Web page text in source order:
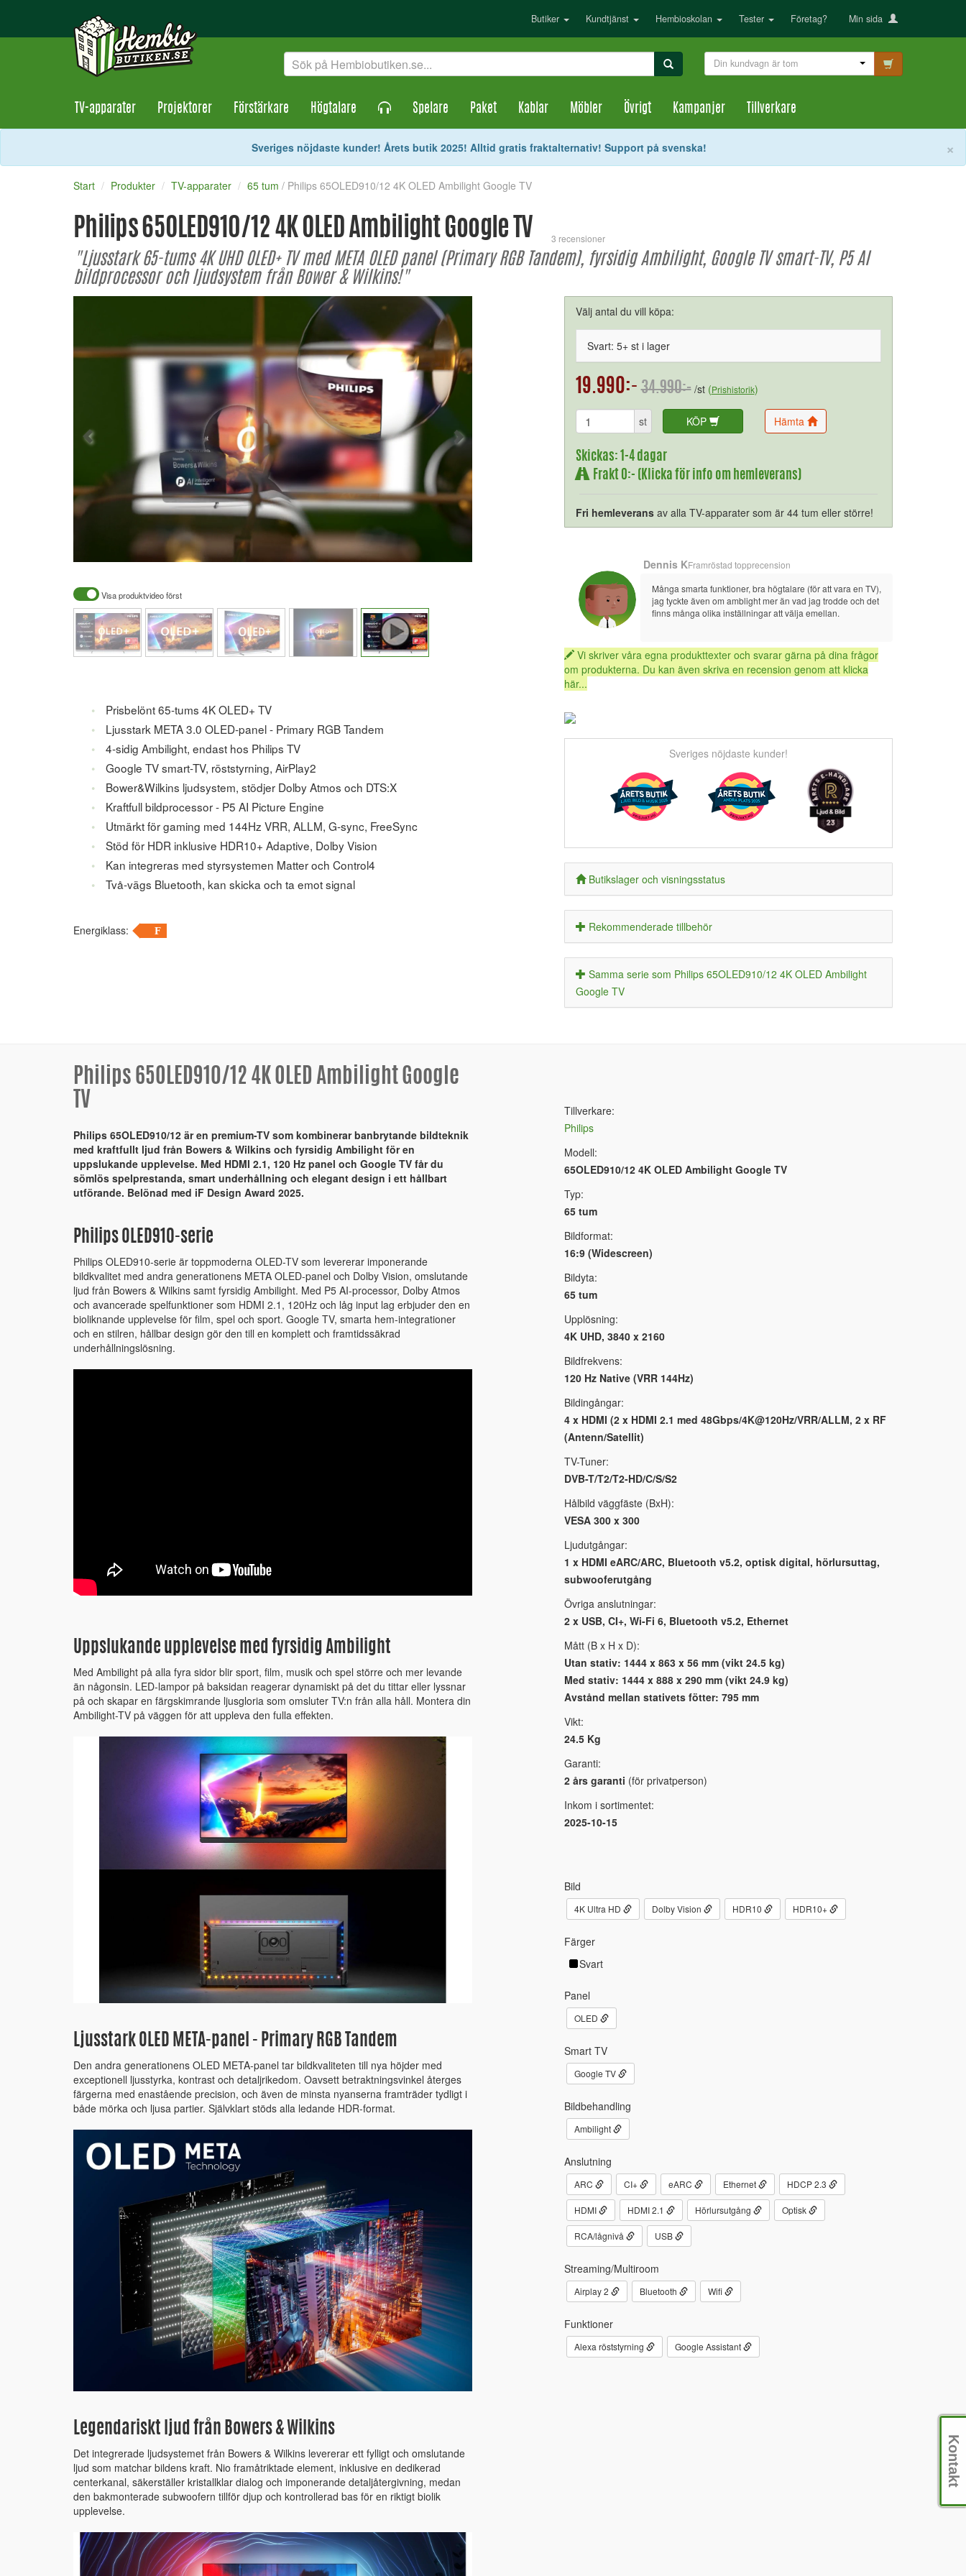
Butiker Kundtjänst Hembioskolan Tester Företag? Min sida
Din kundvagn är tom
TV-apparater Projektorer Förstärkare Högtalare Spelare Paket Kablar Möbler Övrigt Kampanjer Tillverkare
×
Sveriges nöjdaste kunder! Årets butik 2025! Alltid gratis fraktalternativ! Support på svenska!
Start Produkter TV-apparater 65 tum / Philips 65OLED910/12 4K OLED Ambilight Google TV
Philips 65OLED910/12 4K OLED Ambilight Google TV 3 recensioner
"Ljusstark 65-tums 4K UHD OLED+ TV med META OLED panel (Primary RGB Tandem), fyrsidig Ambilight, Google TV smart-TV, P5 AI
bildprocessor och ljudsystem från Bower & Wilkins!"
Visa produktvideo först
Prisbelönt 65-tums 4K OLED+ TV
Ljusstark META 3.0 OLED-panel - Primary RGB Tandem
4-sidig Ambilight, endast hos Philips TV
Google TV smart-TV, röststyrning, AirPlay2
Bower&Wilkins ljudsystem, stödjer Dolby Atmos och DTS:X
Kraftfull bildprocessor - P5 AI Picture Engine
Utmärkt för gaming med 144Hz VRR, ALLM, G-sync, FreeSync
Stöd för HDR inklusive HDR10+ Adaptive, Dolby Vision
Kan integreras med styrsystemen Matter och Control4
Två-vägs Bluetooth, kan skicka och ta emot signal
Energiklass: F
Välj antal du vill köpa:
Svart: 5+ st i lager
19.990:- 34.990:-/st (Prishistorik)
st KÖP Hämta
Skickas: 1-4 dagar
Frakt 0:- (Klicka för info om hemleverans)
Fri hemleveransav alla TV-apparater som är 44 tum eller större!
Dennis KFramröstad topprecension
Många smarta funktioner, bra högtalare (för att vara en TV),
jag tyckte även om amblight mer än vad jag trodde och det
finns många olika inställningar att välja emellan.
Vi skriver våra egna produkttexter och svarar gärna på dina frågor
om produkterna. Du kan även skriva en recension genom att klicka
här...
Sveriges nöjdaste kunder!
Butikslager och visningsstatus
Rekommenderade tillbehör
Samma serie som Philips 65OLED910/12 4K OLED Ambilight
Google TV
Philips 65OLED910/12 4K OLED Ambilight Google
TV
Philips 65OLED910/12 är en premium-TV som kombinerar banbrytande bildteknik
med kraftfullt ljud från Bowers & Wilkins och fyrsidig Ambilight för en
uppslukande upplevelse. Med HDMI 2.1, 120 Hz panel och Google TV får du
sömlös spelprestanda, smart underhållning och elegant design i ett hållbart
utförande. Belönad med iF Design Award 2025.
Philips OLED910-serie
Philips OLED910-serie är toppmoderna OLED-TV som levererar imponerande
bildkvalitet med andra generationens META OLED-panel och Dolby Vision, omslutande
ljud från Bowers & Wilkins samt fyrsidig Ambilight. Med P5 AI-processor, Dolby Atmos
och avancerade spelfunktioner som HDMI 2.1, 120Hz och låg input lag erbjuder den en
bioliknande upplevelse för film, spel och sport. Google TV, smarta hem-integrationer
och en stilren, hållbar design gör den till en komplett och framtidssäkrad
underhållningslösning.
Uppslukande upplevelse med fyrsidig Ambilight
Med Ambilight på alla fyra sidor blir sport, film, musik och spel större och mer levande
än någonsin. LED-lampor på baksidan reagerar dynamiskt på det du tittar eller lyssnar
på och skapar en färgskimrande ljusgloria som omsluter TV:n från alla håll. Montera din
Ambilight-TV på väggen för att uppleva den fulla effekten.
Ljusstark OLED META-panel - Primary RGB Tandem
Den andra generationens OLED META-panel tar bildkvaliteten till nya höjder med
exceptionell ljusstyrka, kontrast och detaljrikedom. Oavsett betraktningsvinkel återges
färgerna med enastående precision, och även de minsta nyanserna framträder tydligt i
både mörka och ljusa partier. Självklart stöds alla ledande HDR-format.
Legendariskt ljud från Bowers & Wilkins
Det integrerade ljudsystemet från Bowers & Wilkins levererar ett fylligt och omslutande
ljud som matchar bildens kraft. Nio framåtriktade element, inklusive en dedikerad
centerkanal, säkerställer kristallklar dialog och imponerande detaljåtergivning, medan
den bakmonterade subwoofern tillför djup och kontrollerad bas för en riktigt biolik
upplevelse.
Tillverkare:
Philips
Modell:
65OLED910/12 4K OLED Ambilight Google TV
Typ:
65 tum
Bildformat:
16:9 (Widescreen)
Bildyta:
65 tum
Upplösning:
4K UHD, 3840 x 2160
Bildfrekvens:
120 Hz Native (VRR 144Hz)
Bildingångar:
4 x HDMI (2 x HDMI 2.1 med 48Gbps/4K@120Hz/VRR/ALLM, 2 x RF
(Antenn/Satellit)
TV-Tuner:
DVB-T/T2/T2-HD/C/S/S2
Hålbild väggfäste (BxH):
VESA 300 x 300
Ljudutgångar:
1 x HDMI eARC/ARC, Bluetooth v5.2, optisk digital, hörlursuttag,
subwooferutgång
Övriga anslutningar:
2 x USB, CI+, Wi-Fi 6, Bluetooth v5.2, Ethernet
Mått (B x H x D):
Utan stativ: 1444 x 863 x 56 mm (vikt 24.5 kg)
Med stativ: 1444 x 888 x 290 mm (vikt 24.9 kg)
Avstånd mellan stativets fötter: 795 mm
Vikt:
24.5 Kg
Garanti:
2 års garanti (för privatperson)
Inkom i sortimentet:
2025-10-15
Bild
4K Ultra HD Dolby Vision HDR10 HDR10+
Färger
Svart
Panel
OLED
Smart TV
Google TV
Bildbehandling
Ambilight
Anslutning
ARC CI+ eARC Ethernet HDCP 2.3
HDMI HDMI 2.1 Hörlursutgång Optisk
RCA/lågnivå USB
Streaming/Multiroom
Airplay 2 Bluetooth Wifi
Funktioner
Alexa röststyrning Google Assistant
Kontakt